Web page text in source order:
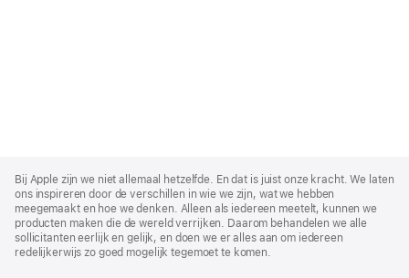
Footer
Bij Apple zijn we niet allemaal hetzelfde. En dat is juist onze kracht. We laten
ons inspireren door de verschillen in wie we zijn, wat we hebben
meegemaakt en hoe we denken. Alleen als iedereen meetelt, kunnen we
producten maken die de wereld verrijken. Daarom behandelen we alle
sollicitanten eerlijk en gelijk, en doen we er alles aan om iedereen
redelijkerwijs zo goed mogelijk tegemoet te komen.